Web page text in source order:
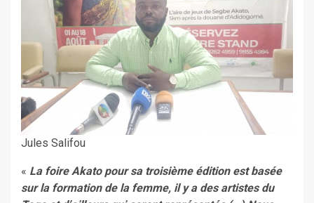
Jules Salifou
« La foire Akato pour sa troisième édition est basée
sur la formation de la femme, il y a des artistes du